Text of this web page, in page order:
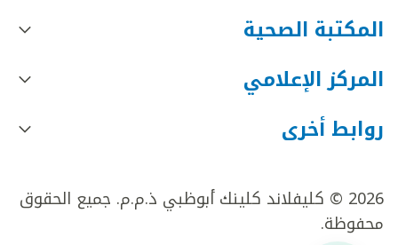
المكتبة الصحية
المركز الإعلامي
روابط أخرى
2026 © كليفلاند كلينك أبوظبي ذ.م.م. جميع الحقوق
محفوظة.